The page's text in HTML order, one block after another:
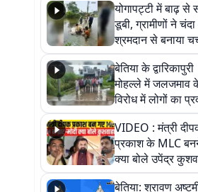
योगापट्टी में बाढ़
डूबी, ग्रामीणों ने
श्रमदान से बनाया
पुल
बेतिया के द्वारिकापुरी
मोहल्ले में जलजमाव
विरोध में लोगों का
स्थायी समाधान की
VIDEO : मंत्री
प्रकाश के MLC
क्या बोले उपेंद्र
सुनिए
बेतिया: श्रावण